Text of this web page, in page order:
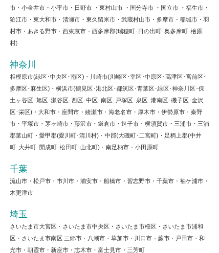
市・小金井市・小平市・日野市 ・東村山市 ・国分寺市 ・国立市 ・福生市・
狛江市・東大和市・清瀬市・東久留米市・武蔵村山市・多摩市・稲城市・羽
村市・あきる野市・西東京市・西多摩郡(瑞穂町･日の出町･奥多摩町･檜原
村)
神奈川
相模原市(緑区･中央区･南区)・川崎市(川崎区･幸区･中原区･高津区･宮前区･
多摩区･麻生区)・横浜市(鶴見区･港北区･都筑区･青葉区･緑区･神奈川区･保
土ヶ谷区･旭区･瀬谷区･西区･中区･南区･戸塚区･泉区･港南区･磯子区･金沢
区･栄区)・大和市・座間市・綾瀬市・海老名市・厚木市・伊勢原市・秦野
市・平塚市・茅ヶ崎市・藤沢市・鎌倉市・逗子市・横須賀市・三浦市・三浦
郡葉山町・愛甲郡(愛川町･清川村)・中郡(大磯町･二宮町)・足柄上郡(中井
町･大井町･開成町･松田町･山北町)・南足柄市・小田原町
千葉
流山市・松戸市・市川市・浦安市・船橋市・習志野市・千葉市・袖ケ浦市・
木更津市
埼玉
さいたま市大宮区・さいたま市中央区・さいたま市桜区・さいたま市浦和
区・さいたま市南区 三郷市・八潮市・草加市・川口市・蕨市・戸田市・和
光市・朝霞市・新座市・志木市・富士見市・三芳町